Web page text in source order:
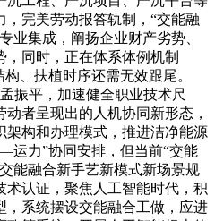
完美劳动报答轨制，“交能融
业集成，阐扬企业财产劣势、
同时，正在体系体例机制
构、扶植时序还需无效跟尾。
振平，加速健全职业技术尺
者呈现出的人机协同新形态，
架构和办理模式，推进洁净能源
力”协同安排，但当前“交能
能融合新手艺新模式新场景规
认证，聚焦人工智能时代，积
，系统摆设交能融合工做，应进